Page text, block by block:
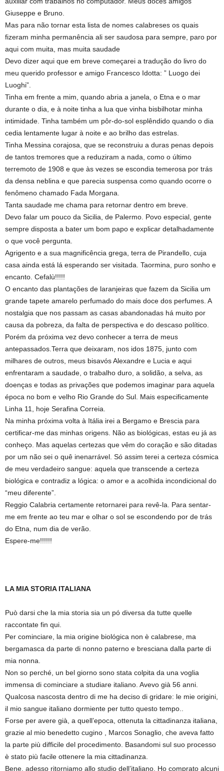
Giuseppe e Bruno.
Mas para não tornar esta lista de nomes calabreses os quais
fizeram minha permanência ali ser saudosa para sempre, paro por
aqui com muita, mas muita saudade
Devo dizer aqui que em breve começarei a tradução do livro do
meu querido professor e amigo Francesco Idotta: ” Luogo dei
Luoghi”.
Tinha em frente a mim, quando abria a janela, o Etna e o mar
durante o dia, e à noite tinha a lua que vinha bisbilhotar minha
intimidade. Tinha também um pôr-do-sol esplêndido quando o dia
cedia lentamente lugar à noite e ao brilho das estrelas.
Tinha Messina corajosa, que se reconstruiu a duras penas depois
de tantos tremores que a reduziram a nada, como o último
terremoto de 1908 e que às vezes se escondia temerosa por trás
da densa neblina e que parecia suspensa como quando ocorre o
fenômeno chamado Fada Morgana.
Tanta saudade me chama para retornar dentro em breve.
Devo falar um pouco da Sicilia, de Palermo. Povo especial, gente
sempre disposta a bater um bom papo e explicar detalhadamente
o que você pergunta.
Agrigento e a sua magnificência grega, terra de Pirandello, cuja
casa ainda está lá esperando ser visitada. Taormina, puro sonho e
encanto. Cefalù!!!!!
O encanto das plantações de laranjeiras que fazem da Sicilia um
grande tapete amarelo perfumado do mais doce dos perfumes. A
nostalgia que nos passam as casas abandonadas há muito por
causa da pobreza, da falta de perspectiva e do descaso político.
Porém da próxima vez devo conhecer a terra de meus
antepassados.Terra que deixaram, nos idos 1875, junto com
milhares de outros, meus bisavós Alexandre e Lucia e aqui
enfrentaram a saudade, o trabalho duro, a solidão, a selva, as
doenças e todas as privações que podemos imaginar para aquela
época no bom e velho Rio Grande do Sul. Mais especificamente
Linha 11, hoje Serafina Correia.
Na minha próxima volta à Itália irei a Bergamo e Brescia para
certificar-me das minhas origens. Não as biológicas, estas eu já as
conheço. Mas aquelas certezas que vêm do coração e são ditadas
por um não sei o quê inenarrável. Só assim terei a certeza cósmica
de meu verdadeiro sangue: aquela que transcende a certeza
biológica e contradiz a lógica: o amor e a acolhida incondicional do
“meu diferente”.
Reggio Calabria certamente retornarei para revê-la. Para sentar-
me em frente ao teu mar e olhar o sol se escondendo por de trás
do Etna, num dia de verão.
Espere-me!!!!!!
LA MIA STORIA ITALIANA
Può darsi che la mia storia sia un pó diversa da tutte quelle
raccontate fin qui.
Per cominciare, la mia origine biológica non è calabrese, ma
bergamasca da parte di nonno paterno e bresciana dalla parte di
mia nonna.
Non so perché, un bel giorno sono stata colpita da una voglia
immensa di cominciare a studiare italiano. Avevo già 56 anni.
Qualcosa nascosta dentro di me ha deciso di gridare: le mie origini,
il mio sangue italiano dormiente per tutto questo tempo..
Forse per avere già, a quell’epoca, ottenuta la cittadinanza italiana,
grazie al mio benedetto cugino , Marcos Sonaglio, che aveva fatto
la parte più difficile del procedimento. Basandomi sul suo processo
è stato più facile ottenere la mia cittadinanza.
Bene, adesso ritorniamo allo studio dell’italiano. Ho comprato alcuni